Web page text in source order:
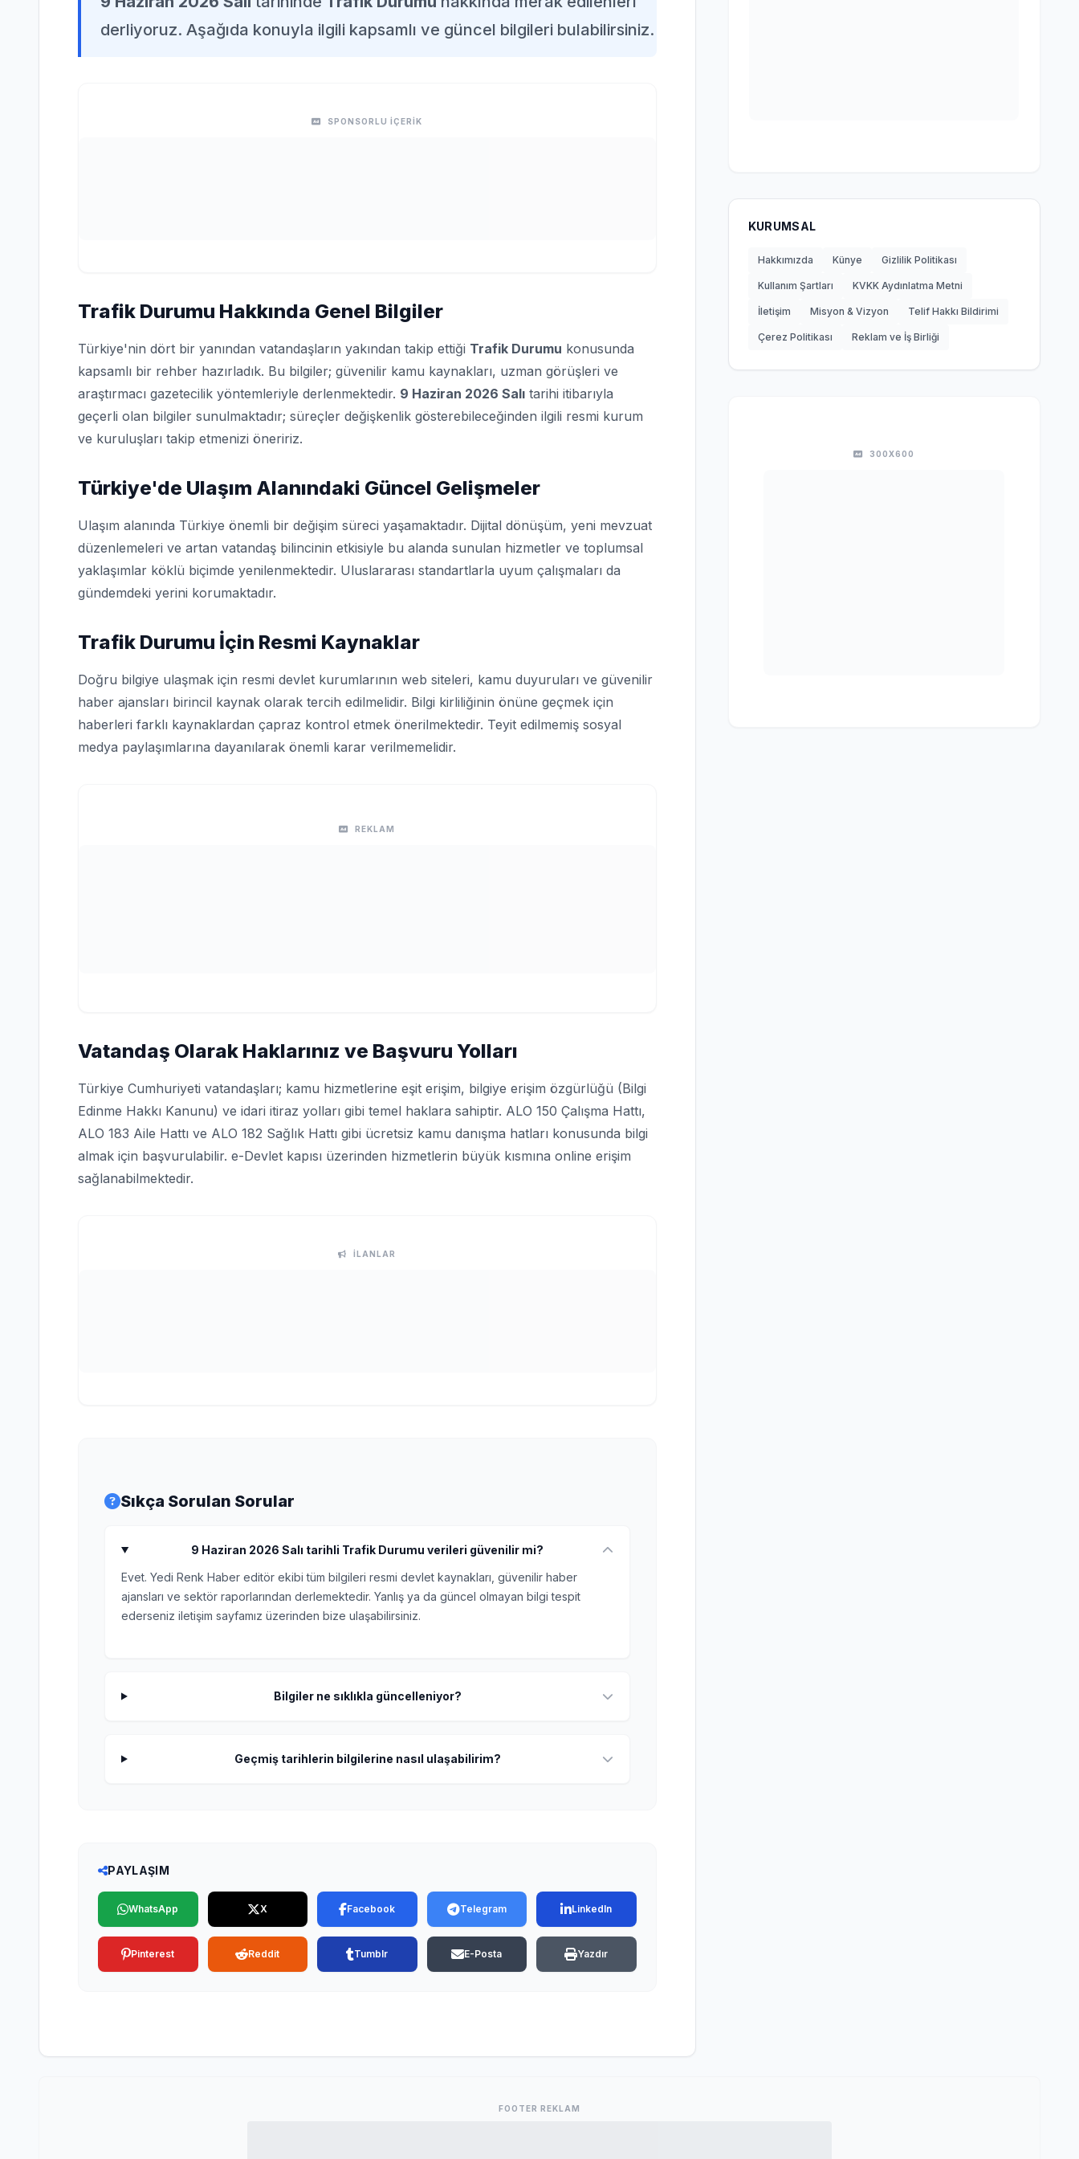
derliyoruz. Aşağıda konuyla ilgili kapsamlı ve güncel bilgileri bulabilirsiniz.
SPONSORLU İÇERİK
Trafik Durumu Hakkında Genel Bilgiler
Türkiye'nin dört bir yanından vatandaşların yakından takip ettiği Trafik Durumu konusunda
kapsamlı bir rehber hazırladık. Bu bilgiler; güvenilir kamu kaynakları, uzman görüşleri ve
araştırmacı gazetecilik yöntemleriyle derlenmektedir. 9 Haziran 2026 Salı tarihi itibarıyla
geçerli olan bilgiler sunulmaktadır; süreçler değişkenlik gösterebileceğinden ilgili resmi kurum
ve kuruluşları takip etmenizi öneririz.
Türkiye'de Ulaşım Alanındaki Güncel Gelişmeler
Ulaşım alanında Türkiye önemli bir değişim süreci yaşamaktadır. Dijital dönüşüm, yeni mevzuat
düzenlemeleri ve artan vatandaş bilincinin etkisiyle bu alanda sunulan hizmetler ve toplumsal
yaklaşımlar köklü biçimde yenilenmektedir. Uluslararası standartlarla uyum çalışmaları da
gündemdeki yerini korumaktadır.
Trafik Durumu İçin Resmi Kaynaklar
Doğru bilgiye ulaşmak için resmi devlet kurumlarının web siteleri, kamu duyuruları ve güvenilir
haber ajansları birincil kaynak olarak tercih edilmelidir. Bilgi kirliliğinin önüne geçmek için
haberleri farklı kaynaklardan çapraz kontrol etmek önerilmektedir. Teyit edilmemiş sosyal
medya paylaşımlarına dayanılarak önemli karar verilmemelidir.
REKLAM
Vatandaş Olarak Haklarınız ve Başvuru Yolları
Türkiye Cumhuriyeti vatandaşları; kamu hizmetlerine eşit erişim, bilgiye erişim özgürlüğü (Bilgi
Edinme Hakkı Kanunu) ve idari itiraz yolları gibi temel haklara sahiptir. ALO 150 Çalışma Hattı,
ALO 183 Aile Hattı ve ALO 182 Sağlık Hattı gibi ücretsiz kamu danışma hatları konusunda bilgi
almak için başvurulabilir. e-Devlet kapısı üzerinden hizmetlerin büyük kısmına online erişim
sağlanabilmektedir.
İLANLAR
Sıkça Sorulan Sorular
9 Haziran 2026 Salı tarihli Trafik Durumu verileri güvenilir mi?
Evet. Yedi Renk Haber editör ekibi tüm bilgileri resmi devlet kaynakları, güvenilir haber
ajansları ve sektör raporlarından derlemektedir. Yanlış ya da güncel olmayan bilgi tespit
ederseniz iletişim sayfamız üzerinden bize ulaşabilirsiniz.
Bilgiler ne sıklıkla güncelleniyor?
Geçmiş tarihlerin bilgilerine nasıl ulaşabilirim?
PAYLAŞIM
WhatsApp X Facebook Telegram LinkedIn
Pinterest Reddit Tumblr E-Posta Yazdır
KURUMSAL
Hakkımızda Künye Gizlilik Politikası
Kullanım Şartları KVKK Aydınlatma Metni
İletişim Misyon & Vizyon Telif Hakkı Bildirimi
Çerez Politikası Reklam ve İş Birliği
300X600
FOOTER REKLAM